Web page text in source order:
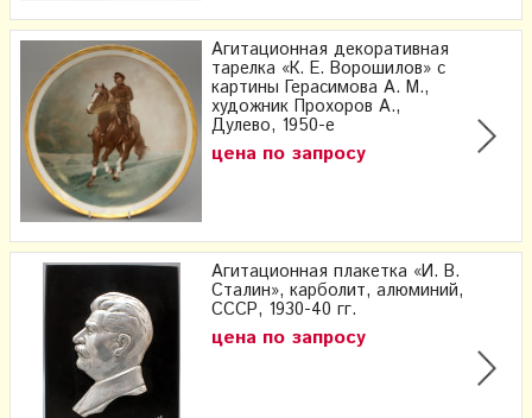
Агитационная декоративная
тарелка «К. Е. Ворошилов» с
картины Герасимова А. М.,
художник Прохоров А.,
Дулево, 1950-е
цена по запросу
Агитационная плакетка «И. В.
Сталин», карболит, алюминий,
СССР, 1930-40 гг.
цена по запросу